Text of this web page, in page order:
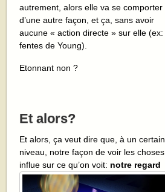
autrement, alors elle va se comporter
d’une autre façon, et ça, sans avoir
aucune « action directe » sur elle (ex:
fentes de Young).
Etonnant non ?
Et alors?
Et alors, ça veut dire que, à un certain
niveau, notre façon de voir les choses
influe sur cequ’on voit: notre regard